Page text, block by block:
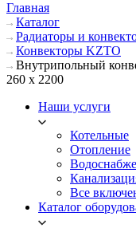
Главная
Каталог
Радиаторы и
Конвекторы KZTO
Внутрипольный
260 х 2200
Наши услуги
Котельные
Отопление
Все
Каталог